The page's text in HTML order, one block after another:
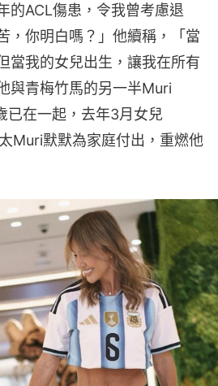
的ACL傷患，令我曾考慮退
，你明白嗎？」他續稱，「當
當我的女兒出生，讓我在所有
與青梅竹馬的另一半Muri
在一起，去年3月女兒
Muri默默為家庭付出，重燃他